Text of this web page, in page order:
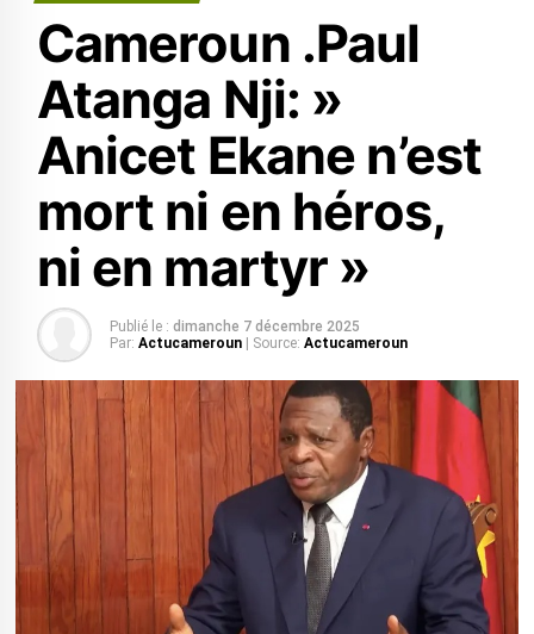
Cameroun .Paul
Atanga Nji: »
Anicet Ekane n’est
mort ni en héros,
ni en martyr »
Publié le : dimanche 7 décembre 2025
Par: Actucameroun | Source: Actucameroun